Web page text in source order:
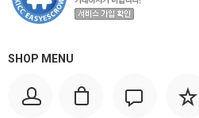
SHOP MENU